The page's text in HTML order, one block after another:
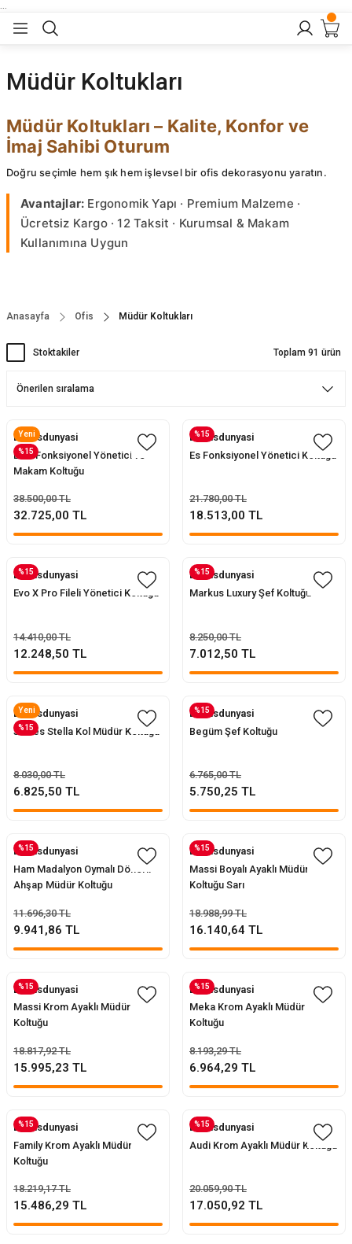
Müdür Koltukları
Müdür Koltukları – Kalite, Konfor ve
İmaj Sahibi Oturum
Doğru seçimle hem şık hem işlevsel bir ofis dekorasyonu yaratın.
Avantajlar: Ergonomik Yapı · Premium Malzeme ·
Ücretsiz Kargo · 12 Taksit · Kurumsal & Makam
Kullanımına Uygun
Anasayfa Ofis Müdür Koltukları
Stoktakiler Toplam 91 ürün
Yeni
%15
Evofisdunyasi
Elon Fonksiyonel Yönetici ve
Makam Koltuğu
38.500,00 TL
32.725,00 TL
%15
Evofisdunyasi
Es Fonksiyonel Yönetici Koltuğu
21.780,00 TL
18.513,00 TL
%15
Evofisdunyasi
Evo X Pro Fileli Yönetici Koltuğu
14.410,00 TL
12.248,50 TL
%15
Evofisdunyasi
Markus Luxury Şef Koltuğu
8.250,00 TL
7.012,50 TL
Yeni
%15
Evofisdunyasi
James Stella Kol Müdür Koltuğu
8.030,00 TL
6.825,50 TL
%15
Evofisdunyasi
Begüm Şef Koltuğu
6.765,00 TL
5.750,25 TL
%15
Evofisdunyasi
Ham Madalyon Oymalı Dönerli
Ahşap Müdür Koltuğu
11.696,30 TL
9.941,86 TL
%15
Evofisdunyasi
Massi Boyalı Ayaklı Müdür
Koltuğu Sarı
18.988,99 TL
16.140,64 TL
%15
Evofisdunyasi
Massi Krom Ayaklı Müdür
Koltuğu
18.817,92 TL
15.995,23 TL
%15
Evofisdunyasi
Meka Krom Ayaklı Müdür
Koltuğu
8.193,29 TL
6.964,29 TL
%15
Evofisdunyasi
Family Krom Ayaklı Müdür
Koltuğu
18.219,17 TL
15.486,29 TL
%15
Evofisdunyasi
Audi Krom Ayaklı Müdür Koltuğu
20.059,90 TL
17.050,92 TL